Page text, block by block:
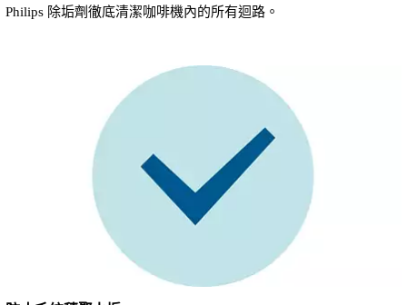
Philips 除垢劑徹底清潔咖啡機內的所有迴路。